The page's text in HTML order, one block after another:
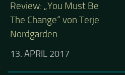
Review: „You Must Be
The Change“ von Terje
Nordgarden
13. APRIL 2017